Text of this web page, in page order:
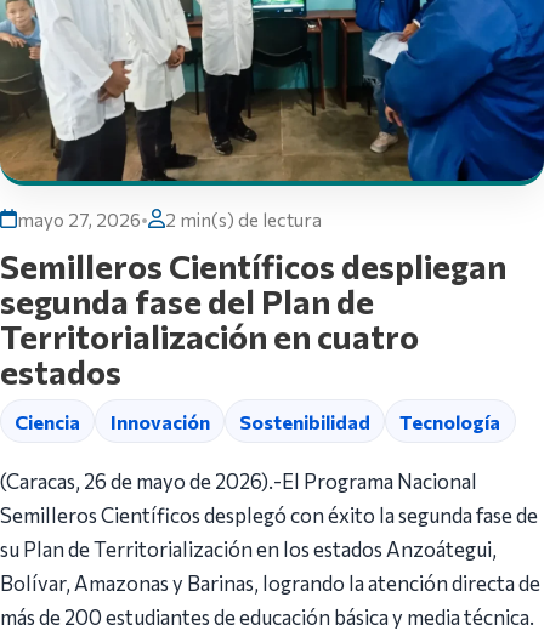
mayo 27, 2026• 2 min(s) de lectura
Semilleros Científicos despliegan
segunda fase del Plan de
Territorialización en cuatro
estados
Ciencia Innovación Sostenibilidad Tecnología
(Caracas, 26 de mayo de 2026).-El Programa Nacional
Semilleros Científicos desplegó con éxito la segunda fase de
su Plan de Territorialización en los estados Anzoátegui,
Bolívar, Amazonas y Barinas, logrando la atención directa de
más de 200 estudiantes de educación básica y media técnica.